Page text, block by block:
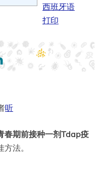
西班牙语
打印
听
春期前接种一剂Tdap疫
法。